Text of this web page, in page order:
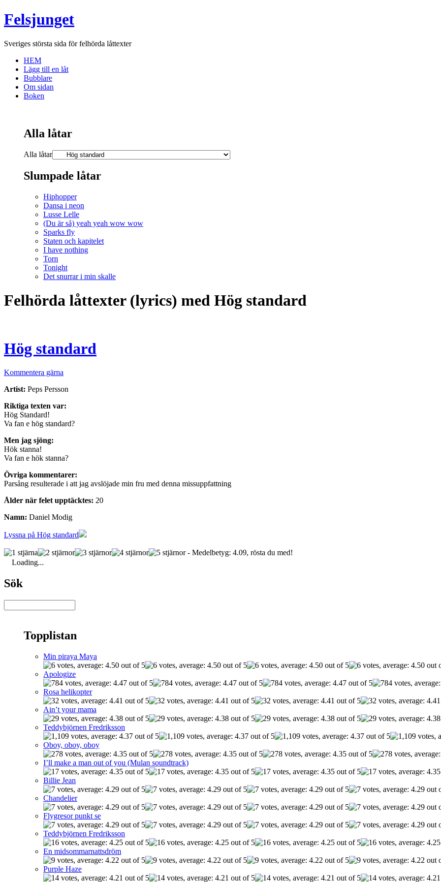
Felsjunget
Sveriges största sida för felhörda låttexter
HEM
Lägg till en låt
Bubblare
Om sidan
Boken
Alla låtar
Alla låtar
Slumpade låtar
Hiphopper
Dansa i neon
Lusse Lelle
(Du är så) yeah yeah wow wow
Sparks fly
Staten och kapitelet
I have nothing
Torn
Tonight
Det snurrar i min skalle
Felhörda låttexter (lyrics) med Hög standard
Hög standard
Kommentera gärna
Artist: Peps Persson
Riktiga texten var:
Hög Standard!
Va fan e hög standard?
Men jag sjöng:
Hök stanna!
Va fan e hök stanna?
Övriga kommentarer:
Parsång resulterade i att jag avslöjade min fru med denna missuppfattning
Ålder när felet upptäcktes: 20
Namn: Daniel Modig
Lyssna på Hög standard
- Medelbetyg: 4.09, rösta du med!
Loading...
Sök
Topplistan
Min piraya Maya
Apologize
Rosa helikopter
Ain’t your mama
Teddybjörnen Fredriksson
Oboy, oboy, oboy
I’ll make a man out of you (Mulan soundtrack)
Billie Jean
Chandelier
Flygresor punkt se
Teddybjörnen Fredriksson
En midsommarnattsdröm
Purple Haze